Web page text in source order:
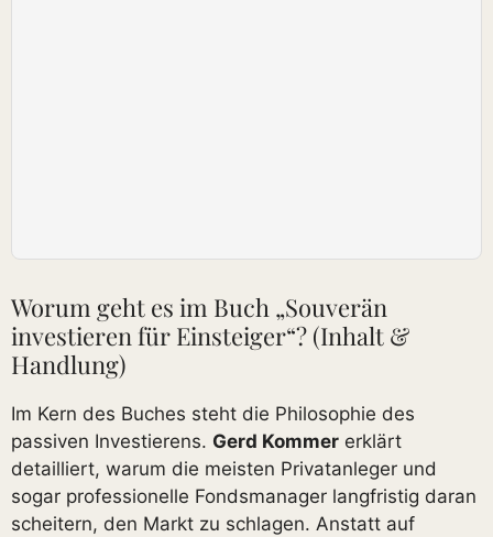
Worum geht es im Buch „Souverän
investieren für Einsteiger“? (Inhalt &
Handlung)
Im Kern des Buches steht die Philosophie des
passiven Investierens. Gerd Kommer erklärt
detailliert, warum die meisten Privatanleger und
sogar professionelle Fondsmanager langfristig daran
scheitern, den Markt zu schlagen. Anstatt auf